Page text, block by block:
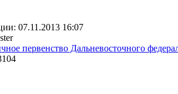
07.11.2013 16:07
первенство Дальневосточного